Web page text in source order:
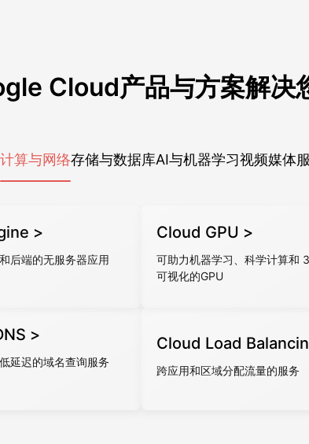
Cloud产品与方案解决
计算与网络存储与数据库AI与机器学习视频媒体
>
后端的无服务器应用
Cloud GPU >
可助力机器学习、科学计算和
可视化的GPU
>
延迟的域名查询服务
Cloud Load
>
跨应用和区域分配流量的服务